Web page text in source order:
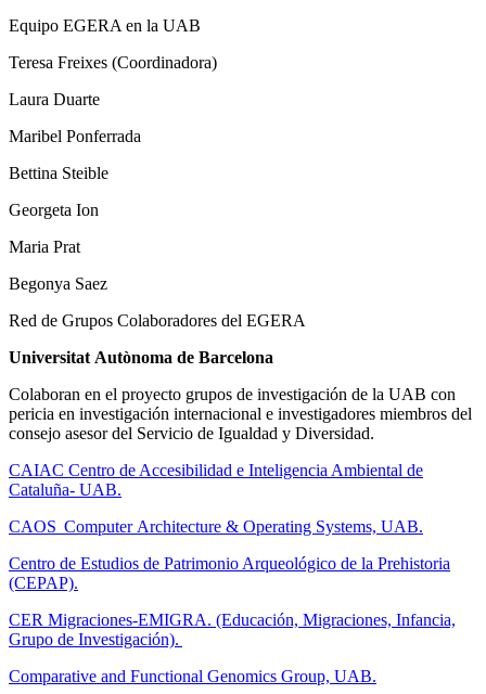
Equipo EGERA en la UAB
Teresa Freixes (Coordinadora)
Laura Duarte
Maribel Ponferrada
Bettina Steible
Georgeta Ion
Maria Prat
Begonya Saez
Red de Grupos Colaboradores del EGERA
Universitat Autònoma de Barcelona
Colaboran en el proyecto grupos de investigación de la UAB con
pericia en investigación internacional e investigadores miembros del
consejo asesor del Servicio de Igualdad y Diversidad.
CAIAC Centro de Accesibilidad e Inteligencia Ambiental de
Cataluña- UAB.
CAOS Computer Architecture & Operating Systems, UAB.
Centro de Estudios de Patrimonio Arqueológico de la Prehistoria
(CEPAP).
CER Migraciones-EMIGRA. (Educación, Migraciones, Infancia,
Grupo de Investigación).
Comparative and Functional Genomics Group, UAB.